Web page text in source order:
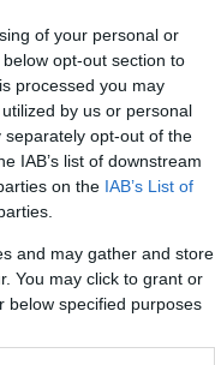
of your personal or
opt-out section to
processed you may
by us or personal
opt-out of the
IAB’s list of downstream
on the IAB’s List of
and may gather and store
You may click to grant or
below specified purposes